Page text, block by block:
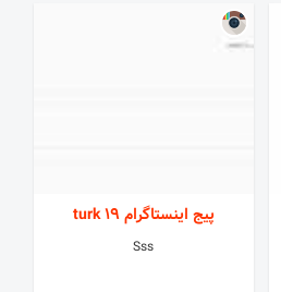
پیج اینستاگرام turk 19
Sss